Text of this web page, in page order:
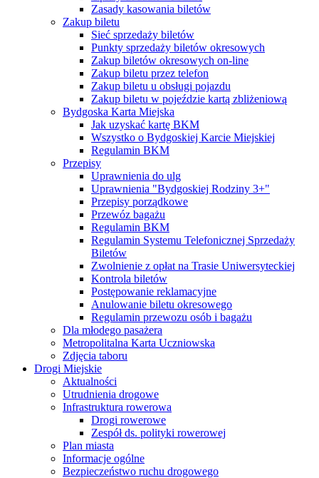
Zasady kasowania biletów
Zakup biletu
Sieć sprzedaży biletów
Punkty sprzedaży biletów okresowych
Zakup biletów okresowych on-line
Zakup biletu przez telefon
Zakup biletu u obsługi pojazdu
Zakup biletu w pojeździe kartą zbliżeniową
Bydgoska Karta Miejska
Jak uzyskać kartę BKM
Wszystko o Bydgoskiej Karcie Miejskiej
Regulamin BKM
Przepisy
Uprawnienia do ulg
Uprawnienia "Bydgoskiej Rodziny 3+"
Przepisy porządkowe
Przewóz bagażu
Regulamin BKM
Regulamin Systemu Telefonicznej Sprzedaży
Biletów
Zwolnienie z opłat na Trasie Uniwersyteckiej
Kontrola biletów
Postępowanie reklamacyjne
Anulowanie biletu okresowego
Regulamin przewozu osób i bagażu
Dla młodego pasażera
Metropolitalna Karta Uczniowska
Zdjęcia taboru
Drogi Miejskie
Aktualności
Utrudnienia drogowe
Infrastruktura rowerowa
Drogi rowerowe
Zespół ds. polityki rowerowej
Plan miasta
Informacje ogólne
Bezpieczeństwo ruchu drogowego